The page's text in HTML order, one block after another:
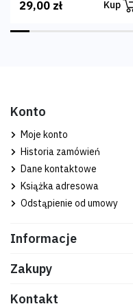
29,00 zł Kup
Konto
Moje konto
Historia zamówień
Dane kontaktowe
Książka adresowa
Odstąpienie od umowy
Informacje
Zakupy
Kontakt